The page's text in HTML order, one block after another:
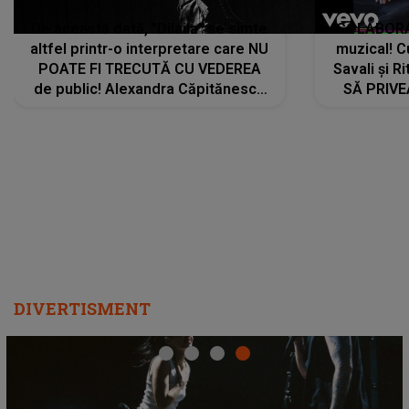
De această dată, "Dilaila" se simte
altfel printr-o interpretare care NU
POATE FI TRECUTĂ CU VEDEREA
de public! Alexandra Căpitănescu
muzical!
Savali și
SĂ
DIVERTISMENT